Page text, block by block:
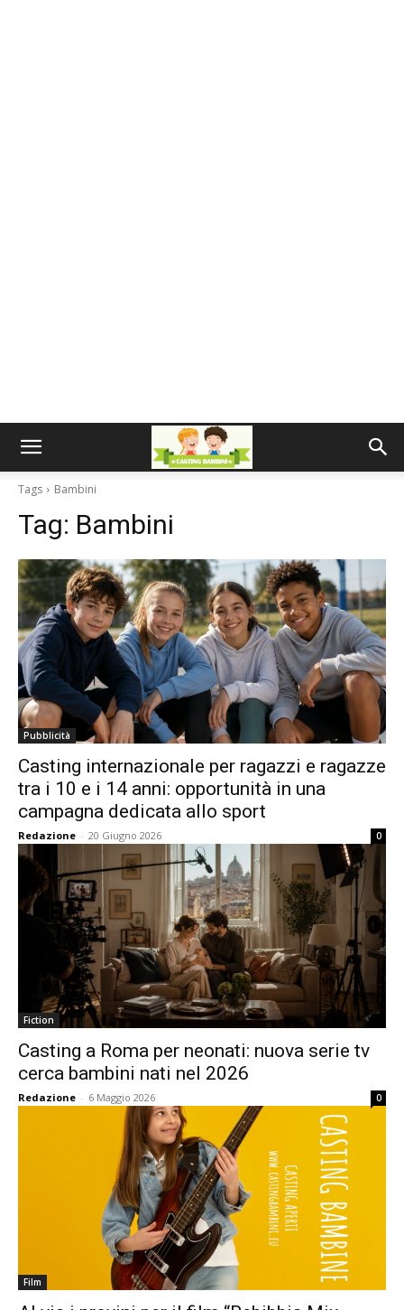
Tags Bambini
Tag: Bambini
Pubblicità
Casting internazionale per ragazzi e ragazze
tra i 10 e i 14 anni: opportunità in una
campagna dedicata allo sport
Redazione - 20 Giugno 2026 0
Fiction
Casting a Roma per neonati: nuova serie tv
cerca bambini nati nel 2026
Redazione - 6 Maggio 2026 0
Film